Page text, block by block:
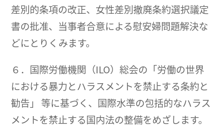
差別的条項の改正、女性差別撤廃条約選択議定
書の批准、当事者合意による慰安婦問題解決な
どにとりくみます。
６．国際労働機関（ILO）総会の「労働の世界
における暴力とハラスメントを禁止する条約と
勧告」 等に基づく、国際水準の包括的なハラス
メントを禁止する国内法の整備をめざします。